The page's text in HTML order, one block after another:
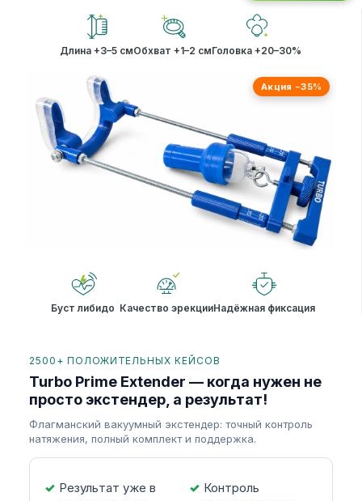
Длина +3–5 смОбхват +1–2 смГоловка +20–30%
Акция −35%
Буст либидо Качество эрекцииНадёжная фиксация
2500+ ПОЛОЖИТЕЛЬНЫХ КЕЙСОВ
Turbo Prime Extender — когда нужен не
просто экстендер, а результат!
Флагманский вакуумный экстендер: точный контроль
натяжения, полный комплект и поддержка.
Результат уже в
Контроль